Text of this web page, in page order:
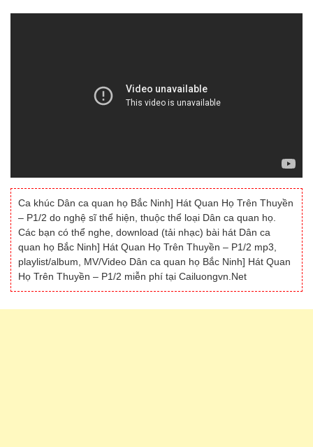
Ca khúc Dân ca quan họ Bắc Ninh] Hát Quan Họ Trên Thuyền
– P1/2 do nghệ sĩ thể hiện, thuộc thể loại Dân ca quan họ.
Các bạn có thể nghe, download (tải nhạc) bài hát Dân ca
quan họ Bắc Ninh] Hát Quan Họ Trên Thuyền – P1/2 mp3,
playlist/album, MV/Video Dân ca quan họ Bắc Ninh] Hát Quan
Họ Trên Thuyền – P1/2 miễn phí tại Cailuongvn.Net